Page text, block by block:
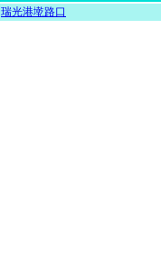
瑞光港墘路口